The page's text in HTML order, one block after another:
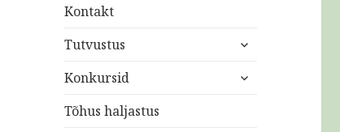
Kontakt
Tutvustus
laienda
menüü
Konkursid
laienda
Tõhus haljastus